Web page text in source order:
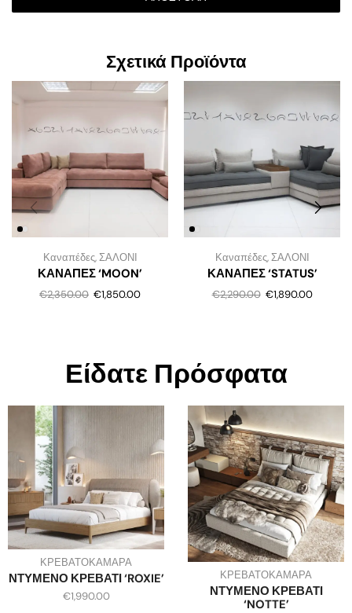
Σχετικά Προϊόντα
Καναπέδες,ΣΑΛΟΝΙ
ΚΑΝΑΠΕΣ ‘MOON’
€2,350.00 €1,850.00
Καναπέδες,ΣΑΛΟΝΙ
ΚΑΝΑΠΕΣ ‘STATUS’
€2,290.00 €1,890.00
Είδατε Πρόσφατα
ΚΡΕΒΑΤΟΚΑΜΑΡΑ
ΝΤΥΜΕΝΟ ΚΡΕΒΑΤΙ ‘ROXIE’
€1,990.00
ΚΡΕΒΑΤΟΚΑΜΑΡΑ
ΝΤΥΜΕΝΟ ΚΡΕΒΑΤΙ
‘NOTTE’